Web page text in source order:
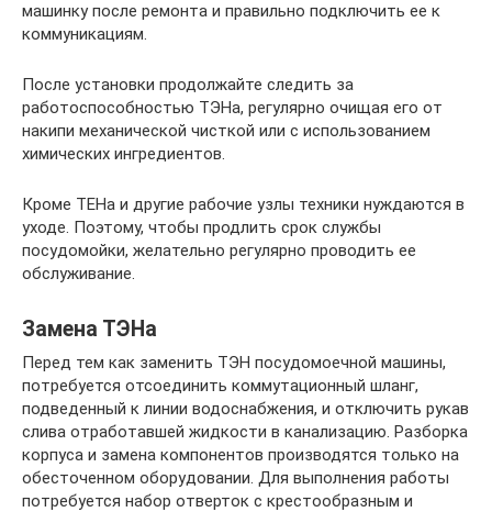
машинку после ремонта и правильно подключить ее к
коммуникациям.
После установки продолжайте следить за
работоспособностью ТЭНа, регулярно очищая его от
накипи механической чисткой или с использованием
химических ингредиентов.
Кроме ТЕНа и другие рабочие узлы техники нуждаются в
уходе. Поэтому, чтобы продлить срок службы
посудомойки, желательно регулярно проводить ее
обслуживание.
Замена ТЭНа
Перед тем как заменить ТЭН посудомоечной машины,
потребуется отсоединить коммутационный шланг,
подведенный к линии водоснабжения, и отключить рукав
слива отработавшей жидкости в канализацию. Разборка
корпуса и замена компонентов производятся только на
обесточенном оборудовании. Для выполнения работы
потребуется набор отверток с крестообразным и